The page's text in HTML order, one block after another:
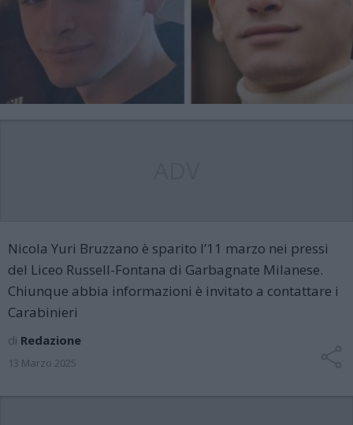
Nicola Yuri Bruzzano è sparito l’11 marzo nei pressi
del Liceo Russell-Fontana di Garbagnate Milanese.
Chiunque abbia informazioni è invitato a contattare i
Carabinieri
di Redazione
13 Marzo 2025